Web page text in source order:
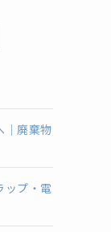
｜廃棄物
ップ・電